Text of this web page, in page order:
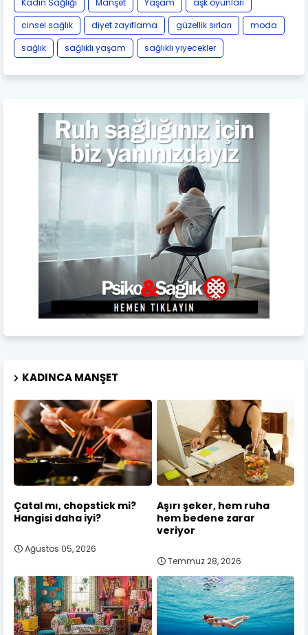
Kadın Sağlığı Manşet Yaşam
aşk oyunları
cinsel sağlık
diyet zayıflama güzellik sırları
moda
sağlık
sağlıklı yaşam sağlıklı yiyecekler
KADINCA MANŞET
Çatal mı, chopstick mi?
Hangisi daha iyi?
Ağustos 05, 2026
Aşırı şeker, hem ruha
hem bedene zarar
veriyor
Temmuz 28, 2026